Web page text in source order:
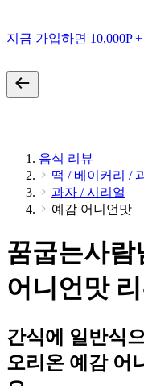
지금 가입하면 10,000P
음식 리뷰
떡 / 베이커리 /
과자 / 시리얼
예감 어니언맛
꿈굽는사람
어니언맛
간식에 일반식
오리온 예감 어